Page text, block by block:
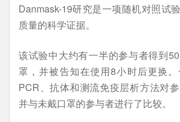
Danmask-19研究是一项随机对照
质量的科学证据。
该试验中大约有一半的参与者得到
罩，并被告知在使用8小时后更换
PCR、抗体和测流免疫层析方法对
并与未戴口罩的参与者进行了比较。